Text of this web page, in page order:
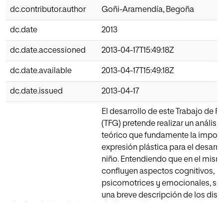
dc.contributor.author Goñi-Aramendía, Begoña
dc.date 2013
dc.date.accessioned 2013-04-17T15:49:18Z
dc.date.available 2013-04-17T15:49:18Z
dc.date.issued 2013-04-17
El desarrollo de este Trabajo de
(TFG) pretende realizar un
teórico que fundamente la
expresión plástica para el
niño. Entendiendo que en el
confluyen aspectos cognitivos,
psicomotrices y emocionales, se
una breve descripción de los